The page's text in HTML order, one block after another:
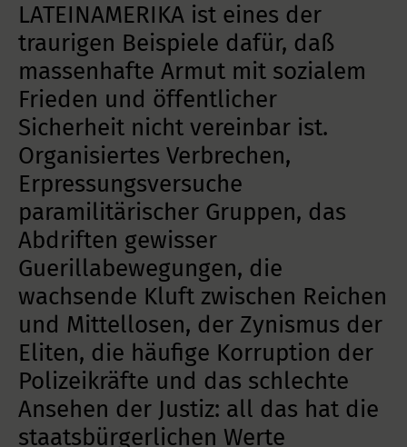
LATEINAMERIKA ist eines der
traurigen Beispiele dafür, daß
massenhafte Armut mit sozialem
Frieden und öffentlicher
Sicherheit nicht vereinbar ist.
Organisiertes Verbrechen,
Erpressungsversuche
paramilitärischer Gruppen, das
Abdriften gewisser
Guerillabewegungen, die
wachsende Kluft zwischen Reichen
und Mittellosen, der Zynismus der
Eliten, die häufige Korruption der
Polizeikräfte und das schlechte
Ansehen der Justiz: all das hat die
staatsbürgerlichen Werte